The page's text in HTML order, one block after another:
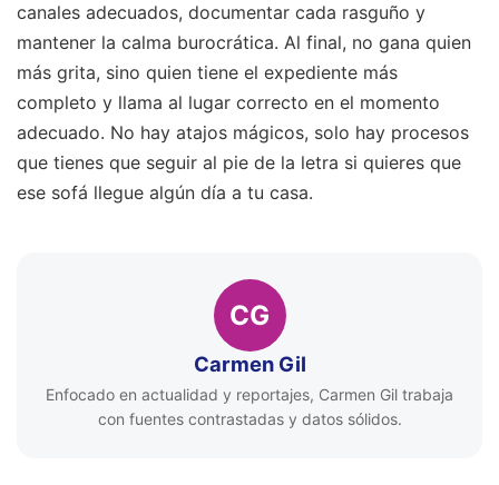
canales adecuados, documentar cada rasguño y
mantener la calma burocrática. Al final, no gana quien
más grita, sino quien tiene el expediente más
completo y llama al lugar correcto en el momento
adecuado. No hay atajos mágicos, solo hay procesos
que tienes que seguir al pie de la letra si quieres que
ese sofá llegue algún día a tu casa.
CG
Carmen Gil
Enfocado en actualidad y reportajes, Carmen Gil trabaja
con fuentes contrastadas y datos sólidos.